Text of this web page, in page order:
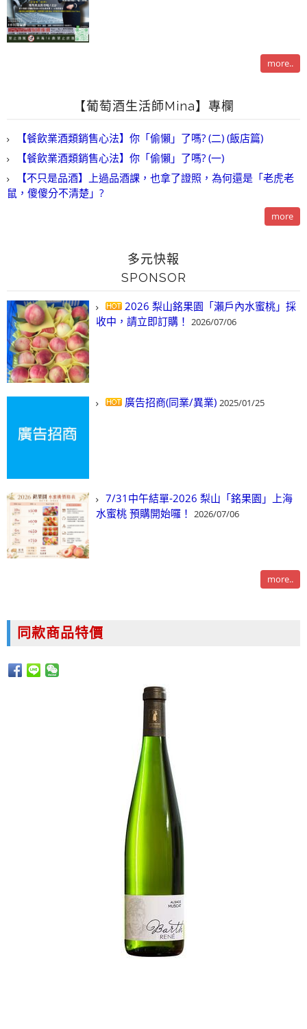
more..
【葡萄酒生活師Mina】專欄
【餐飲業酒類銷售心法】你「偷懶」了嗎? (二) (飯店篇)
【餐飲業酒類銷售心法】你「偷懶」了嗎? (一)
【不只是品酒】上過品酒課，也拿了證照，為何還是「老虎老
鼠，傻傻分不清楚」?
more
多元快報
SPONSOR
2026 梨山銘果園「瀨戶內水蜜桃」採
收中，請立即訂購！ 2026/07/06
廣告招商(同業/異業) 2025/01/25
7/31中午結單-2026 梨山「銘果園」上海
水蜜桃 預購開始囉！ 2026/07/06
more..
同款商品特價